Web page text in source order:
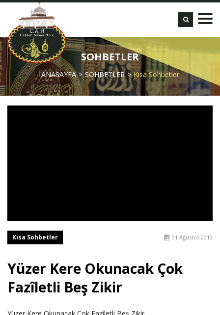
SOHBETLER
ANASAYFA SOHBETLER Kısa Sohbetler
Kısa Sohbetler 01 Ağustos 2019
Yüzer Kere Okunacak Çok
Fazîletli Beş Zikir